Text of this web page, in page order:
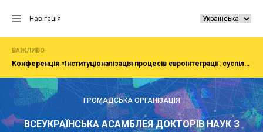
Навігація
ВАЖЛИВО
Конференція «Інституціоналізація процесів євроінтеграції: суспільство, економіка, адміністрування»
ГРОМАДСЬКА ОРГАНІЗАЦІЯ
ВСЕУКРАЇНСЬКА АСАМБЛЕЯ ДОКТОРІВ НАУК З